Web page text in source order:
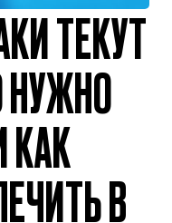
ТЕКУТ
НУЖНО
КАК
В